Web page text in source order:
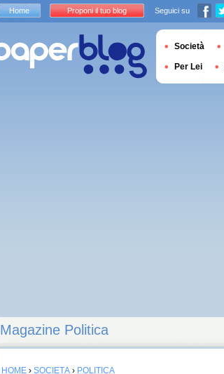
Magazine Politica
HOME › SOCIETÀ › POLITICA
Home Proponi il tuo blog Seguici su
Società
Per Lei